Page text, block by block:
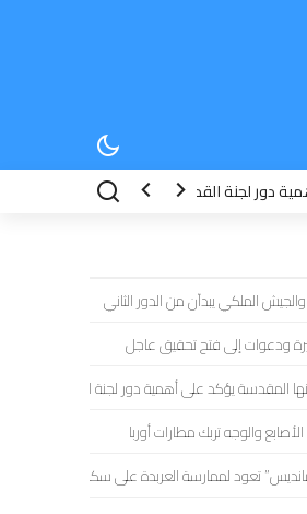
القدس 15:42 كفاءة أم تعقيد..!؟ بصمات
الملكي يبدآن من الدور الثاني
ودعوات إلى فتح تحقيق عاجل
المقدسة يؤكد على أهمية دور لجنة القدس
والوجه تربك مطارات أوربا
تعود لممارسة العربدة على سكان الشمال..!